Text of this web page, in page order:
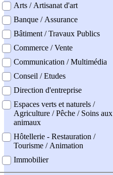
Arts / Artisanat d'art
Banque / Assurance
Bâtiment / Travaux Publics
Commerce / Vente
Communication / Multimédia
Conseil / Etudes
Direction d'entreprise
Espaces verts et naturels /
Agriculture / Pêche / Soins aux
animaux
Hôtellerie - Restauration /
Tourisme / Animation
Immobilier